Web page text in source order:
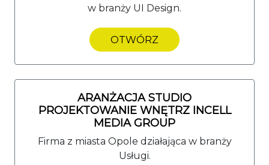
w branży UI Design.
OTWÓRZ
ARANŻACJA STUDIO
PROJEKTOWANIE WNĘTRZ INCELL
MEDIA GROUP
Firma z miasta Opole działająca w branży
Usługi.